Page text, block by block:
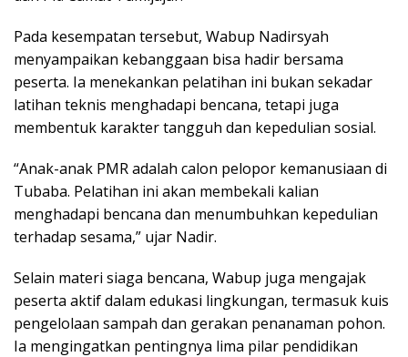
Pada kesempatan tersebut, Wabup Nadirsyah
menyampaikan kebanggaan bisa hadir bersama
peserta. Ia menekankan pelatihan ini bukan sekadar
latihan teknis menghadapi bencana, tetapi juga
membentuk karakter tangguh dan kepedulian sosial.
“Anak-anak PMR adalah calon pelopor kemanusiaan di
Tubaba. Pelatihan ini akan membekali kalian
menghadapi bencana dan menumbuhkan kepedulian
terhadap sesama,” ujar Nadir.
Selain materi siaga bencana, Wabup juga mengajak
peserta aktif dalam edukasi lingkungan, termasuk kuis
pengelolaan sampah dan gerakan penanaman pohon.
Ia mengingatkan pentingnya lima pilar pendidikan